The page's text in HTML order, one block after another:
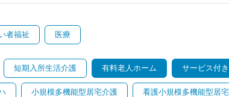
者福祉 医療
短期入所生活介護 有料老人ホーム サービス付
小規模多機能型居宅介護 看護小規模多機能型居